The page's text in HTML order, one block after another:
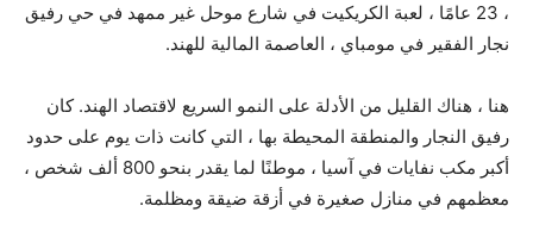
، 23 عامًا ، لعبة الكريكيت في شارع موحل غير ممهد في حي رفيق
نجار الفقير في مومباي ، العاصمة المالية للهند.
هنا ، هناك القليل من الأدلة على النمو السريع لاقتصاد الهند. كان
رفيق النجار والمنطقة المحيطة بها ، التي كانت ذات يوم على حدود
أكبر مكب نفايات في آسيا ، موطنًا لما يقدر بنحو 800 ألف شخص ،
معظمهم في منازل صغيرة في أزقة ضيقة ومظلمة.